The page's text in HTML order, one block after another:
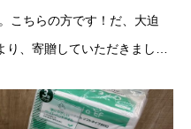
こちらの方です！だ、大迫
り、寄贈していただきまし